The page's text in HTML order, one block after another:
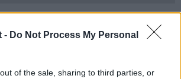
- Do Not Process My Personal
of the sale, sharing to third parties, or
—Alle ore 17,10 di oggi, 5 Agosto, è
di soccorso dal 118 alla sala operativa dei
Sant'Ilario, nel territorio di Campo nell'Elba.